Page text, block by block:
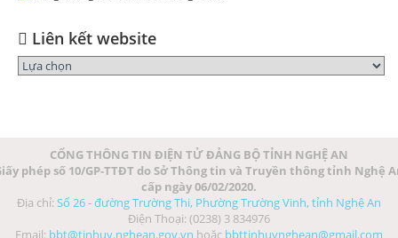
Liên kết website
CỔNG THÔNG TIN ĐIỆN TỬ ĐẢNG BỘ TỈNH NGHỆ AN
phép số 10/GP-TTĐT do Sở Thông tin và Truyền thông tỉnh Nghệ
cấp ngày 06/02/2020.
Địa chỉ: Số 26 - đường Trường Thi, Phường Trường Vinh, tỉnh Nghệ An
Điện Thoại: (0238) 3 834976
Email: bbt@tinhuy.nghean.gov.vn hoặc bbttinhuynghean@gmail.com